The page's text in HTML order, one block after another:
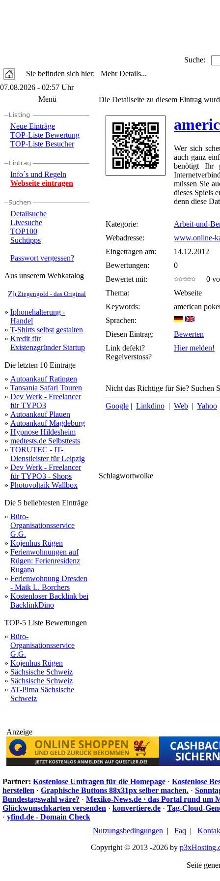
Suche:
Sie befinden sich hier: Mehr Details...
07.08.2026 - 02:57 Uhr
Menü
Neue Einträge
TOP-Liste Bewertung
TOP-Liste Besucher
Info´s und Regeln
Webseite eintragen
Detailsuche
Livesuche
TOP100
Suchtipps
Passwort vergessen?
Aus unserem Webkatalog
Ziegengold - das Original
» Iphonehalterung -
Handel
» T-Shirts selbst gestalten
» Kredit für
Existenzgründer Startup
Die letzten 10 Einträge
» Autoankauf Ratingen
» Tansania Safari Touren
» Dev Werk - Freelancer
für TYPO3
» Autoankauf Plauen
» Autoankauf Magdeburg
» Hypnose Hildesheim
» medtests.de Selbsttests
» TORUTEC - IT-
Dienstleister für Leipzig
» Dev Werk - Freelancer
für TYPO3 - Shops
» Photovoltaik Wallbox
Die 5 beliebtesten Einträge
» Büro-
Organisationsservice
G.G.
» Kojenhus Rügen
» Ferienwohnungen auf
Rügen: Ferienresidenz
Rugana
» Ferienwohnung Dresden
- Maik L. Borchers
» Kostenloser Backlink bei
BacklinkDino
TOP-5 Liste Bewertungen
» Büro-
Organisationsservice
G.G.
» Kojenhus Rügen
» Sächsische Schweiz
» Sächsische Schweiz
» AT-Pirna Sächsische
Schweiz
Die Detailseite zu diesem Eintrag
Wer sich
auch ganz
benötigt Ihr
müssen Sie
dieses Spiels
denn diese
Kategorie:
Arbeit-und-
Webadresse:
www.online-
Eingetragen am:
14.12.2012
Bewertungen:
0
Bewertet mit:
0
Thema:
Webseite
Keywords:
american
Sprachen:
Diesen Eintrag:
Bewerten
Link defekt?
Regelverstoss?
Hier melden!
Nicht das Richtige für Sie? Suchen
Google | Linkdino | Web | Yahoo
Schlagwortwolke
Anzeige
Partner: Kostenlose Umfragen für die Homepage · Kostenlose
herstellen · Graphische Buttons 88x31px selber machen. ·
Bundestagswahl wäre? · Mexiko-News.de · das Portal rund um
Glückwunschkarten versenden · konvertiere.de · Tag-Cloud-
· yfind.de - Domain Check
Nutzungsbedingungen | Faq |
Copyright © 2013 -2026 by
Seite